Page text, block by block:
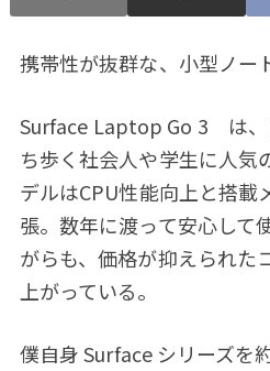
携帯性が抜群な、小型ノー
Surface Laptop Go 3 は、
ち歩く社会人や学生に人気
デルはCPU性能向上と搭載
張。数年に渡って安心して
がらも、価格が抑えられた
上がっている。
僕自身 Surface シリーズを